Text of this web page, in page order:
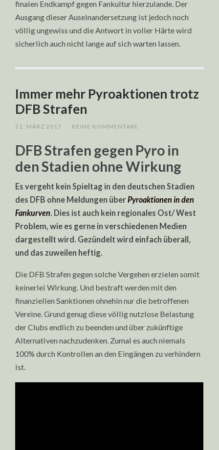
finalen Endkampf gegen Fankultur hierzulande. Der
Ausgang dieser Auseinandersetzung ist jedoch noch
völlig ungewiss und die Antwort in voller Härte wird
sicherlich auch nicht lange auf sich warten lassen.
Immer mehr Pyroaktionen trotz
DFB Strafen
21. MÄRZ 2017 KEINE KOMMENTARE
DFB Strafen gegen Pyro in
den Stadien ohne Wirkung
Es vergeht kein Spieltag in den deutschen Stadien
des DFB ohne Meldungen über Pyroaktionen in den
Fankurven. Dies ist auch kein regionales Ost/ West
Problem, wie es gerne in verschiedenen Medien
dargestellt wird. Gezündelt wird einfach überall,
und das zuweilen heftig.
Die DFB Strafen gegen solche Vergehen erzielen somit
keinerlei Wirkung. Und bestraft werden mit den
finanziellen Sanktionen ohnehin nur die betroffenen
Vereine. Grund genug diese völlig nutzlose Belastung
der Clubs endlich zu beenden und über zukünftige
Alternativen nachzudenken. Zumal es auch niemals
100% durch Kontrollen an den Eingängen zu verhindern
ist.